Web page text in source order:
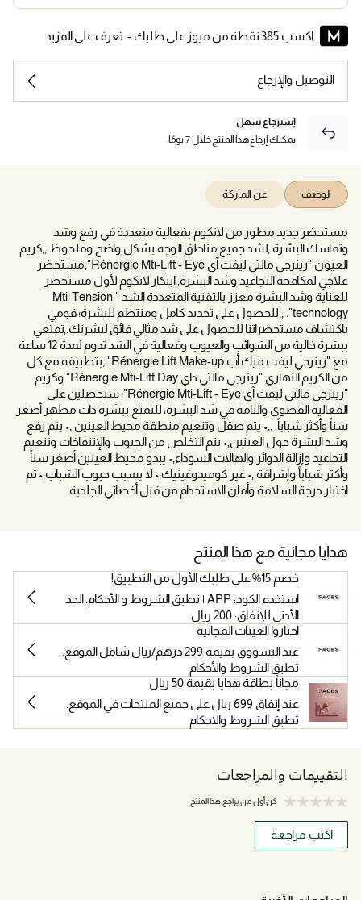
اكسب 385 نقطة من ميوز على طلبك - تعرف على المزيد
التوصيل والإرجاع
إسترجاع سهل
يمكنك إرجاع هذا المنتج خلال 7 يومًا.
الوصف عن الماركة
مستحضر جديد مطور من لانكوم بفعالية متعددة في رفع وشد
وتماسك البشرة ,لشد جميع مناطق الوجه بشكل واضح وملحوظ ,,كريم
العيون "رينرجي مالتي ليفت آي Rénergie Mti-Lift - Eye",مستحضر
علاجي لمكافحة التجاعيد وشد البشرة,,ابتكار لانكوم لأول مستحضر
للعناية وشد البشرة معزز بالتقنية المتعددة الشد " Mti-Tension
technology". ,,للحصول على تجديد كامل ومنتظم للبشرة؛ قومي
باكتشاف مستحضراتنا للحصول على شد مثالي فائق لبشرتكِ.,تمتعي
ببشرة خالية من الشوائب والعيوب وفعالية في الشد تدوم لمدة 12 ساعة
مع "رينرجي ليفت ميك أب Rénergie Lift Make-up".,بتطبيقه مع كل
من الكريم النهاري "رينرجي مالتي داي Rénergie Mti-Lift Day" وكريم
"رينرجي مالتي ليفت آي Rénergie Mti-Lift - Eye"؛ ستحصلين على
الفعالية القصوى والتامة في شد البشرة، للتمتع ببشرة ذات مظهر أصغر
سناً وأكثر شباباً. ,,• يتم صقل وتنعيم منطقة محيط العينين ,• يتم رفع
وشد البشرة حول العينين,• يتم التخلص من الجيوب والإنتفاخات وتنعيم
التجاعيد وإزالة الدوائر والهالات السوداء,• يبدو محيط العينين أصغر سناً
وأكثر شباباً وإشراقة ,• غير كوميدوغينيك,• لا يسبب حبوب الشباب,• تم
اختبار درجة السلامة وأمان الاستخدام من قبل أخصائي الجلدية
هدايا مجانية مع هذا المنتج
خصم 15% على طلبك الأول من التطبيق!
استخدم الكود: APP | تطبق الشروط و الأحكام. الحد
الأدنى للإنفاق: 200 ريال
اختاروا العينات المجانية
عند التسووق بقيمة 299 درهم/ريال شامل الموقع.
تطبق الشروط والأحكام
مجاناً بطاقة هدايا بقيمة 50 ريال
عند إنفاق 699 ريال على جميع المنتجات في الموقع.
تطبق الشروط والاحكام
التقييمات والمراجعات
كن أول من يراجع هذا المنتج
اكتب مراجعة